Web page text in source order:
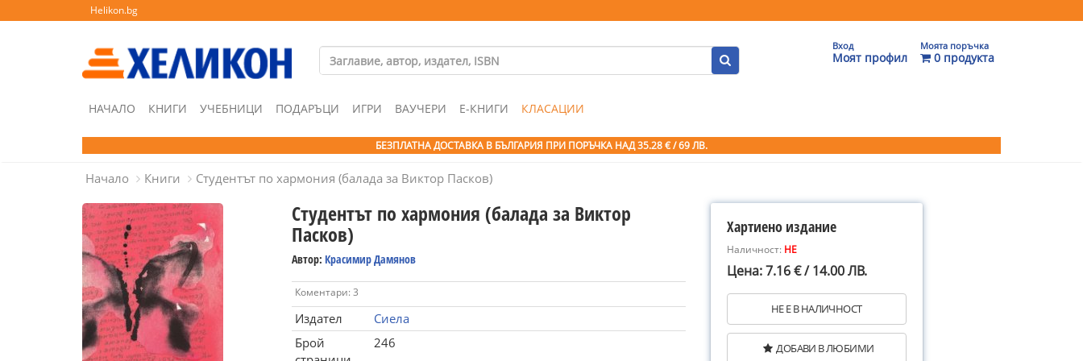
Helikon.bg
Вход
Моят профил
Моята поръчка
0 продукта
НАЧАЛО КНИГИ УЧЕБНИЦИ ПОДАРЪЦИ ИГРИ ВАУЧЕРИ Е-КНИГИ КЛАСАЦИИ
БЕЗПЛАТНА ДОСТАВКА В БЪЛГАРИЯ ПРИ ПОРЪЧКА НАД 35.28 € / 69 ЛВ.
Начало Книги Студентът по хармония (балада за Виктор Пасков)
Студентът по хармония (балада за Виктор
Пасков)
Автор: Красимир Дамянов
Коментари: 3
Издател
Сиела
Брой
246
Хартиено издание
Наличност: НЕ
Цена: 7.16 € / 14.00 ЛВ.
НЕ Е В НАЛИЧНОСТ
ДОБАВИ В ЛЮБИМИ